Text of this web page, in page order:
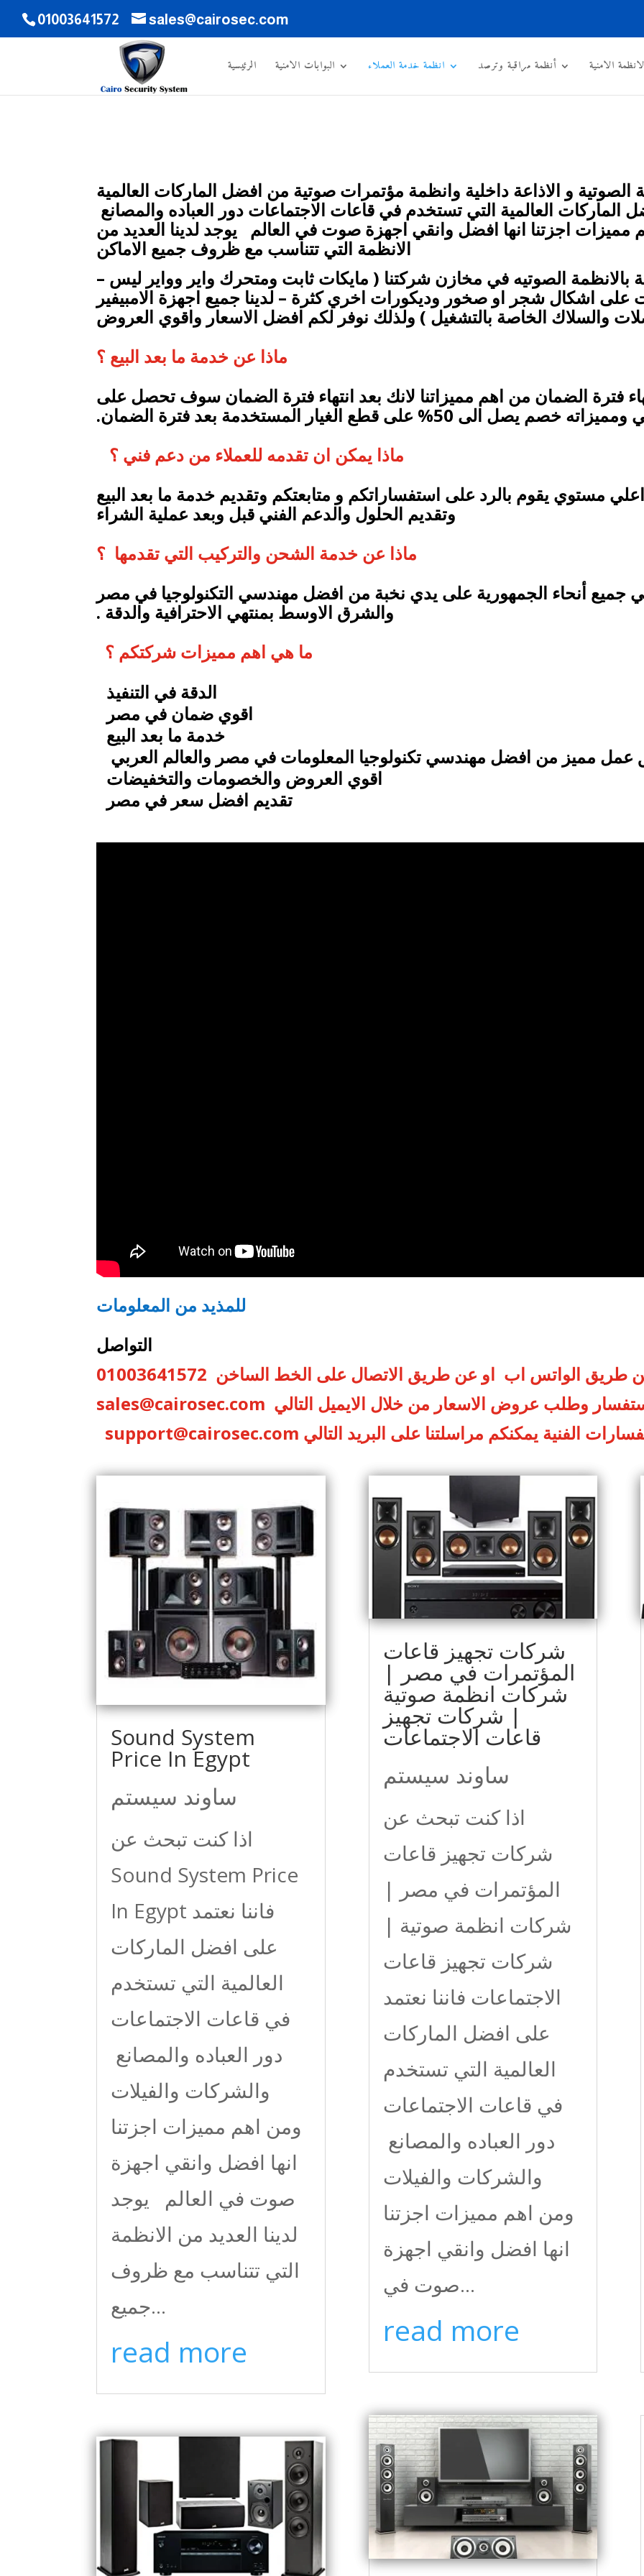
01003641572 sales@cairosec.com
الرئيسية البوابات الامنية انظمة خدمة العملاء أنظمة مراقبة وترصد الامنية
و الاذاعة داخلية وانظمة مؤتمرات صوتية من افضل الماركات العالمية
الماركات العالمية التي تستخدم في قاعات الاجتماعات دور العباده والمصانع
مميزات اجزتنا انها افضل وانقي اجهزة صوت في العالم يوجد لدينا العديد من
الانظمة التي تتناسب مع ظروف جميع الاماكن
بالانظمة الصوتيه في مخازن شركتنا ( مايكات ثابت ومتحرك واير وواير ليس –
اشكال شجر او صخور وديكورات اخري كثرة – لدينا جميع اجهزة الامبيفير
والسلاك الخاصة بالتشغيل ) ولذلك نوفر لكم افضل الاسعار واقوي العروض
ماذا عن خدمة ما بعد البيع ؟
فترة الضمان من اهم مميزاتنا لانك بعد انتهاء فترة الضمان سوف تحصل على
الى 50% على قطع الغيار المستخدمة بعد فترة الضمان.
ماذا يمكن ان تقدمه للعملاء من دعم فني ؟
مستوي يقوم بالرد على استفساراتكم و متابعتكم وتقديم خدمة ما بعد البيع
وتقديم الحلول والدعم الفني قبل وبعد عملية الشراء
ماذا عن خدمة الشحن والتركيب التي تقدمها ؟
جميع أنحاء الجمهورية على يدي نخبة من افضل مهندسي التكنولوجيا في مصر
والشرق الاوسط بمنتهي الاحترافية والدقة .
ما هي اهم مميزات شركتكم ؟
الدقة في التنفيذ
اقوي ضمان في مصر
خدمة ما بعد البيع
عمل مميز من افضل مهندسي تكنولوجيا المعلومات في مصر والعالم العربي
اقوي العروض والخصومات والتخفيضات
تقديم افضل سعر في مصر
للمذيد من المعلومات
التواصل
الواتس اب او عن طريق الاتصال على الخط الساخن 01003641572
وطلب عروض الاسعار من خلال الايميل التالي sales@cairosec.com
الفنية يمكنكم مراسلتنا على البريد التالي support@cairosec.com
Sound System
Price In Egypt
ساوند سيستم
اذا كنت تبحث عن
Sound System Price
In Egypt فاننا نعتمد
على افضل الماركات
العالمية التي تستخدم
في قاعات الاجتماعات
دور العباده والمصانع
والشركات والفيلات
ومن اهم مميزات اجزتنا
انها افضل وانقي اجهزة
صوت في العالم يوجد
لدينا العديد من الانظمة
التي تتناسب مع ظروف
جميع...
read more
شركات تجهيز قاعات
المؤتمرات في مصر |
شركات انظمة صوتية
| شركات تجهيز
قاعات الاجتماعات
ساوند سيستم
اذا كنت تبحث عن
شركات تجهيز قاعات
المؤتمرات في مصر |
شركات انظمة صوتية |
شركات تجهيز قاعات
الاجتماعات فاننا نعتمد
على افضل الماركات
العالمية التي تستخدم
في قاعات الاجتماعات
دور العباده والمصانع
والشركات والفيلات
ومن اهم مميزات اجزتنا
انها افضل وانقي اجهزة
صوت في...
read more